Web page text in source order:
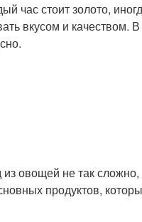
час стоит золото,
вкусом и качеством.
овощей не так
продуктов,